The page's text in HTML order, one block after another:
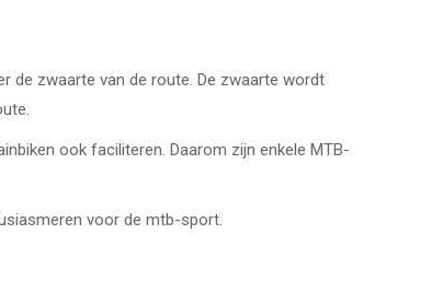
de zwaarte van de route. De zwaarte wordt
ook faciliteren. Daarom zijn enkele MTB-
voor de mtb-sport.